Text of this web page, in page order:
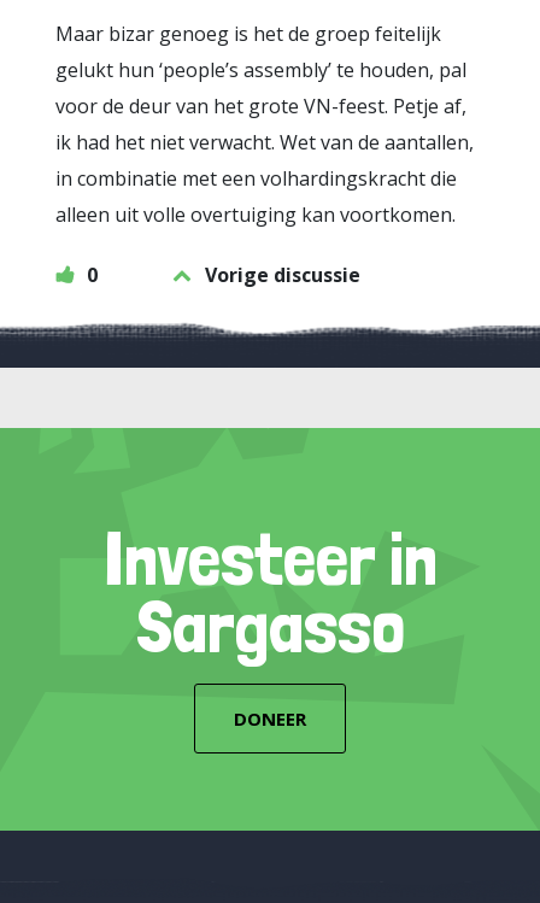
Maar bizar genoeg is het de groep feitelijk
gelukt hun ‘people’s assembly’ te houden, pal
voor de deur van het grote VN-feest. Petje af,
ik had het niet verwacht. Wet van de aantallen,
in combinatie met een volhardingskracht die
alleen uit volle overtuiging kan voortkomen.
0 Vorige discussie
Investeer in
Sargasso
DONEER